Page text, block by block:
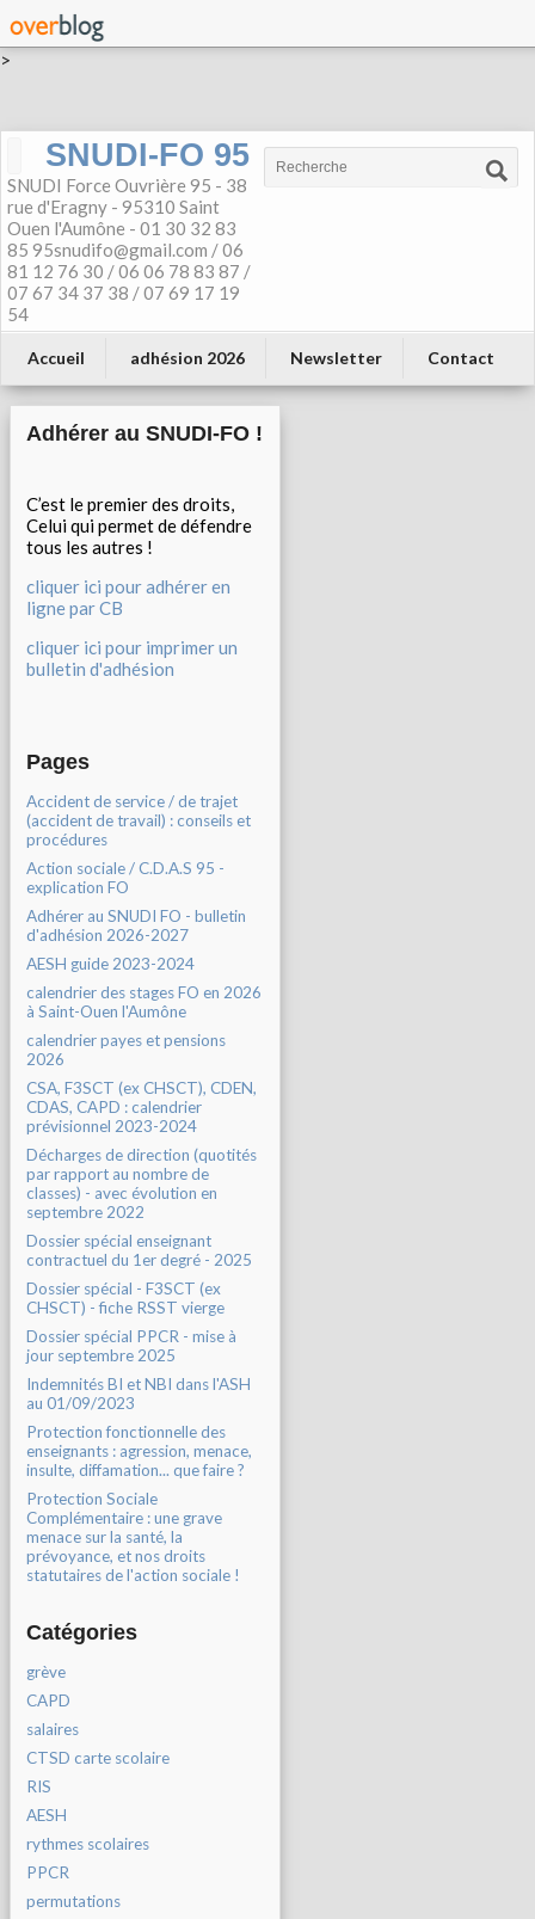
>
SNUDI-FO 95
SNUDI Force Ouvrière 95 - 38
rue d'Eragny - 95310 Saint
Ouen l'Aumône - 01 30 32 83
85 95snudifo@gmail.com / 06
81 12 76 30 / 06 06 78 83 87 /
07 67 34 37 38 / 07 69 17 19
54
Accueil adhésion 2026 Newsletter Contact
Adhérer au SNUDI-FO !
C’est le premier des droits,
Celui qui permet de défendre
tous les autres !
cliquer ici pour adhérer en
ligne par CB
cliquer ici pour imprimer un
bulletin d'adhésion
Pages
Accident de service / de trajet
(accident de travail) : conseils et
procédures
Action sociale / C.D.A.S 95 -
explication FO
Adhérer au SNUDI FO - bulletin
d'adhésion 2026-2027
AESH guide 2023-2024
calendrier des stages FO en 2026
à Saint-Ouen l'Aumône
calendrier payes et pensions
2026
CSA, F3SCT (ex CHSCT), CDEN,
CDAS, CAPD : calendrier
prévisionnel 2023-2024
Décharges de direction (quotités
par rapport au nombre de
classes) - avec évolution en
septembre 2022
Dossier spécial enseignant
contractuel du 1er degré - 2025
Dossier spécial - F3SCT (ex
CHSCT) - fiche RSST vierge
Dossier spécial PPCR - mise à
jour septembre 2025
Indemnités BI et NBI dans l'ASH
au 01/09/2023
Protection fonctionnelle des
enseignants : agression, menace,
insulte, diffamation... que faire ?
Protection Sociale
Complémentaire : une grave
menace sur la santé, la
prévoyance, et nos droits
statutaires de l'action sociale !
Catégories
grève
CAPD
salaires
CTSD carte scolaire
RIS
AESH
rythmes scolaires
PPCR
permutations